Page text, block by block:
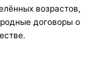
возрастов,
договоры о